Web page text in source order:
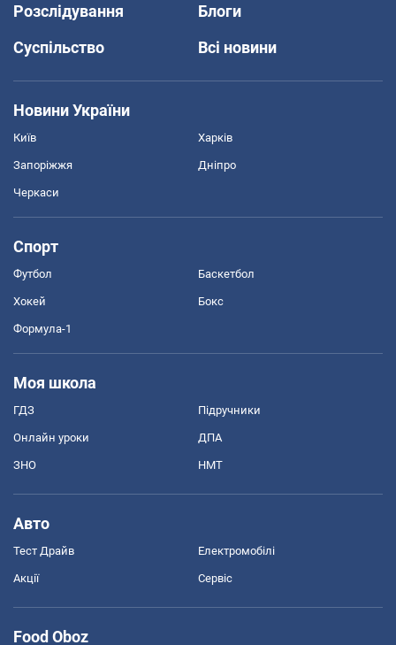
Розслідування
Блоги
Суспільство
Всі новини
Новини України
Київ Харків
Запоріжжя Дніпро
Черкаси
Спорт
Футбол Баскетбол
Хокей Бокс
Формула-1
Моя школа
ГДЗ Підручники
Онлайн уроки ДПА
ЗНО НМТ
Авто
Тест Драйв Електромобілі
Акції Сервіс
Food Oboz